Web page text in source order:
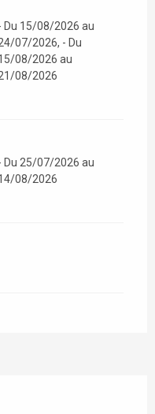
Du 15/08/2026 au
07/2026, - Du
08/2026 au
08/2026
Du 25/07/2026 au
08/2026